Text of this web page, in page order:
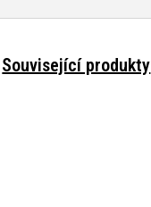
Související produkty